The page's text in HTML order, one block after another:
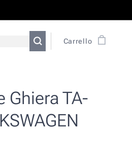
Carrello
Ghiera TA-